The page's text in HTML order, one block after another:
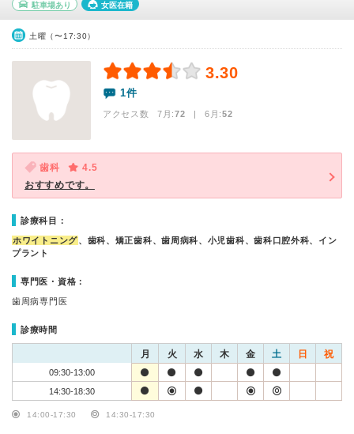
駐車場あり 女医在籍
土曜（〜17:30）
3.30
1件
アクセス数 7月:72 | 6月:52
歯科
4.5
おすすめです。
診療科目：
ホワイトニング、歯科、矯正歯科、歯周病科、小児歯科、歯科口腔外科、イン
プラント
専門医・資格：
歯周病専門医
診療時間
月 火 水 木 金 土 日 祝
09:30-13:00
14:30-18:30
14:00-17:30 14:30-17:30